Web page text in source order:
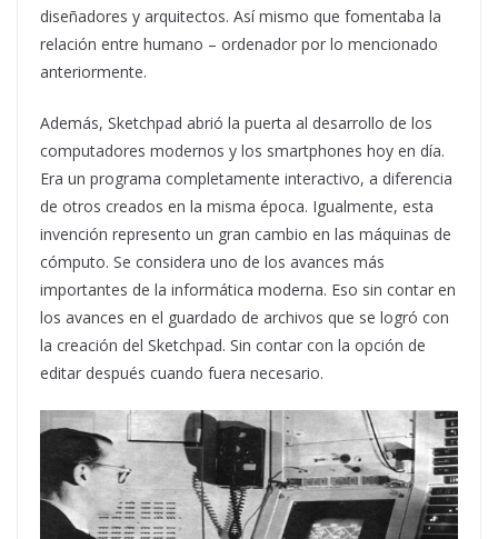
diseñadores y arquitectos. Así mismo que fomentaba la
relación entre humano – ordenador por lo mencionado
anteriormente.
Además, Sketchpad abrió la puerta al desarrollo de los
computadores modernos y los smartphones hoy en día.
Era un programa completamente interactivo, a diferencia
de otros creados en la misma época. Igualmente, esta
invención represento un gran cambio en las máquinas de
cómputo. Se considera uno de los avances más
importantes de la informática moderna. Eso sin contar en
los avances en el guardado de archivos que se logró con
la creación del Sketchpad. Sin contar con la opción de
editar después cuando fuera necesario.